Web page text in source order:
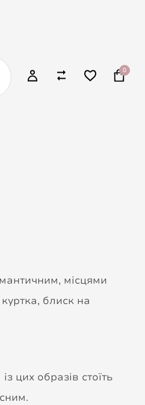
0
місцями
блиск на
цих образів стоїть